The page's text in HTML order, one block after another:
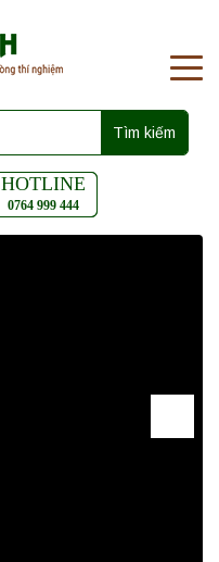
Tìm kiếm
HOTLINE
0764 999 444